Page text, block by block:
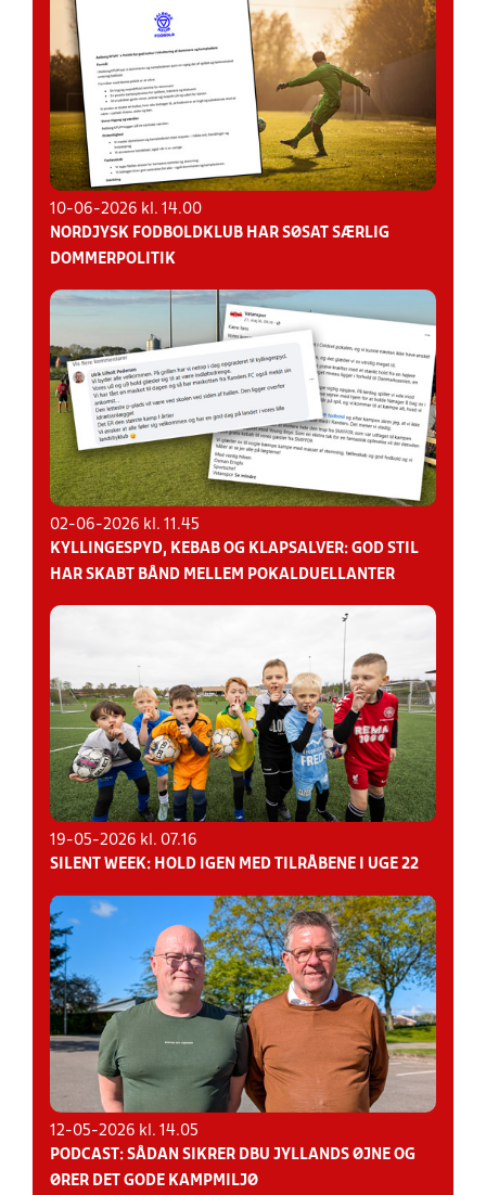
10-06-2026 kl. 14.00
NORDJYSK FODBOLDKLUB HAR SØSAT SÆRLIG
DOMMERPOLITIK
02-06-2026 kl. 11.45
KYLLINGESPYD, KEBAB OG KLAPSALVER: GOD STIL
HAR SKABT BÅND MELLEM POKALDUELLANTER
19-05-2026 kl. 07.16
SILENT WEEK: HOLD IGEN MED TILRÅBENE I UGE 22
12-05-2026 kl. 14.05
PODCAST: SÅDAN SIKRER DBU JYLLANDS ØJNE OG
ØRER DET GODE KAMPMILJØ